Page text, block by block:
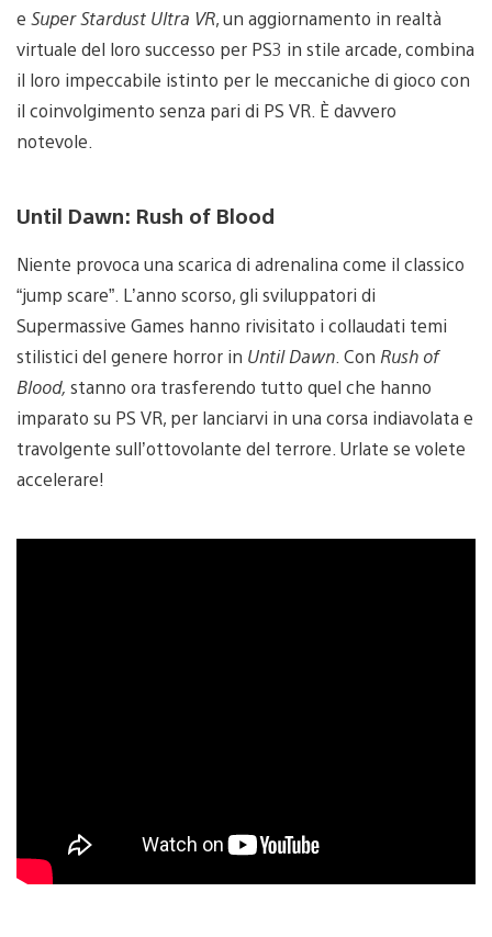
e Super Stardust Ultra VR, un aggiornamento in realtà
virtuale del loro successo per PS3 in stile arcade, combina
il loro impeccabile istinto per le meccaniche di gioco con
il coinvolgimento senza pari di PS VR. È davvero
notevole.
Until Dawn: Rush of Blood
Niente provoca una scarica di adrenalina come il classico
“jump scare”. L’anno scorso, gli sviluppatori di
Supermassive Games hanno rivisitato i collaudati temi
stilistici del genere horror in Until Dawn. Con Rush of
Blood, stanno ora trasferendo tutto quel che hanno
imparato su PS VR, per lanciarvi in una corsa indiavolata e
travolgente sull’ottovolante del terrore. Urlate se volete
accelerare!